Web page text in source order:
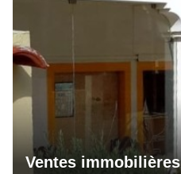
Ventes immobilières